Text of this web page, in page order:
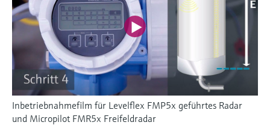
Inbetriebnahmefilm für Levelflex FMP5x geführtes Radar
und Micropilot FMR5x Freifeldradar